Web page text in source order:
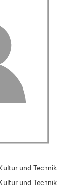
und Technik
und Technik